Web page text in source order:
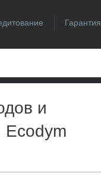
Гарантия
и
Ecodym